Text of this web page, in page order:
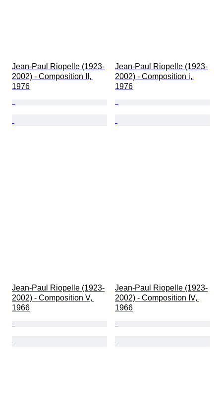
Jean-Paul Riopelle (1923-
2002) - Composition II,
1976
Jean-Paul Riopelle (1923-
2002) - Composition i,
1976
Jean-Paul Riopelle (1923-
2002) - Composition V,
1966
Jean-Paul Riopelle (1923-
2002) - Composition IV,
1966